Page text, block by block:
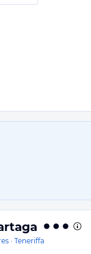
· Teneriffa